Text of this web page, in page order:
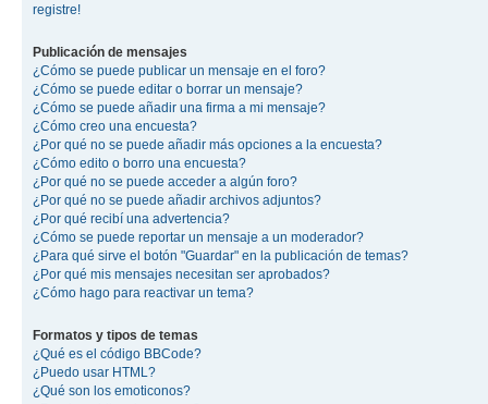
registre!
Publicación de mensajes
¿Cómo se puede publicar un mensaje en el foro?
¿Cómo se puede editar o borrar un mensaje?
¿Cómo se puede añadir una firma a mi mensaje?
¿Cómo creo una encuesta?
¿Por qué no se puede añadir más opciones a la encuesta?
¿Cómo edito o borro una encuesta?
¿Por qué no se puede acceder a algún foro?
¿Por qué no se puede añadir archivos adjuntos?
¿Por qué recibí una advertencia?
¿Cómo se puede reportar un mensaje a un moderador?
¿Para qué sirve el botón "Guardar" en la publicación de temas?
¿Por qué mis mensajes necesitan ser aprobados?
¿Cómo hago para reactivar un tema?
Formatos y tipos de temas
¿Qué es el código BBCode?
¿Puedo usar HTML?
¿Qué son los emoticonos?